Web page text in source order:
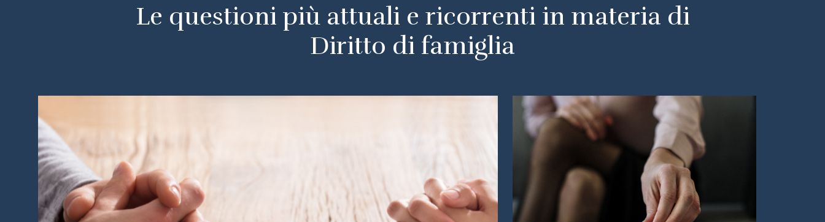
Le questioni più attuali e ricorrenti in materia di
Diritto di famiglia